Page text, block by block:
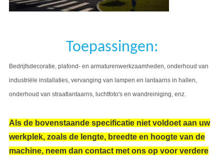
Toepassingen:
Bedrijfsdecoratie, plafond- en armaturenwerkzaamheden, onderhoud van
industriële installaties, vervanging van lampen en lantaarns in hallen,
onderhoud van straatlantaarns, luchtfoto's en wandreiniging, enz.
Als de bovenstaande specificatie niet voldoet aan uw
werkplek, zoals de lengte, breedte en hoogte van de
machine, neem dan contact met ons op voor verdere